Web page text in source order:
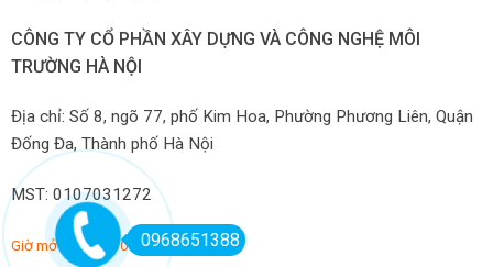
CÔNG TY CỔ PHẦN XÂY DỰNG VÀ CÔNG NGHỆ MÔI
TRƯỜNG HÀ NỘI
Địa chỉ: Số 8, ngõ 77, phố Kim Hoa, Phường Phương Liên, Quận
Đống Đa, Thành phố Hà Nội
MST: 0107031272
Giờ mở hàng: 7:00-22:00 hàng ngày
0968651388